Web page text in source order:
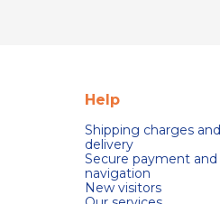
Help
Shipping charges and
delivery
Secure payment and
navigation
New visitors